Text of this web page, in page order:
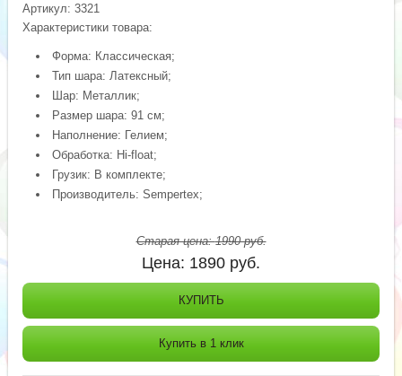
Артикул:3321
Характеристики товара:
Форма: Классическая;
Тип шара: Латексный;
Шар: Металлик;
Размер шара: 91 см;
Наполнение: Гелием;
Обработка: Hi-float;
Грузик: В комплекте;
Производитель: Sempertex;
Старая цена:1990руб.
Цена: 1890 руб.
КУПИТЬ
Купить в 1 клик